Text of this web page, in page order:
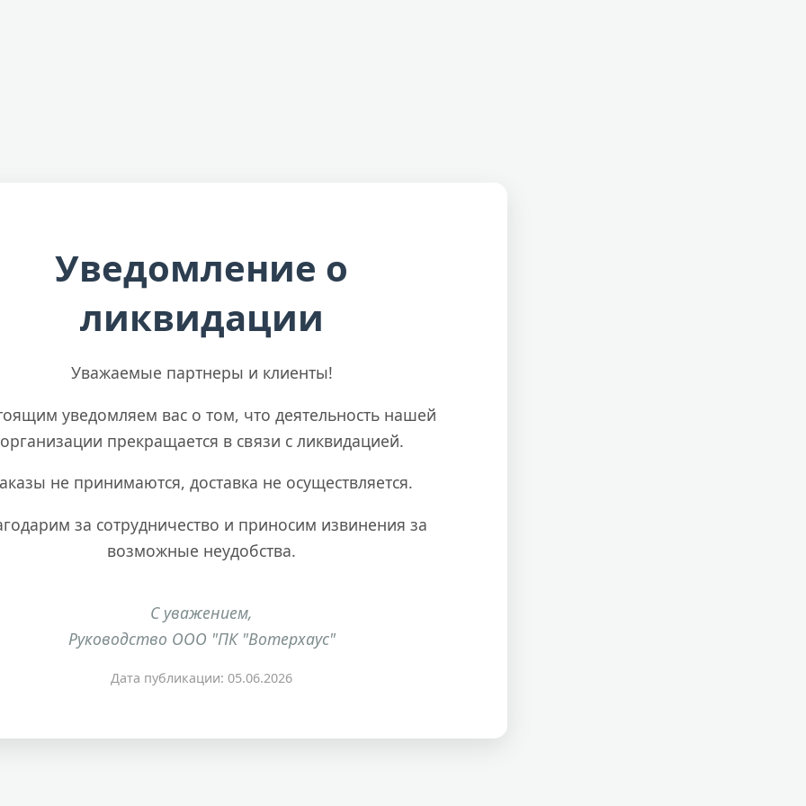
Уведомление о
ликвидации
Уважаемые партнеры и клиенты!
уведомляем вас о том, что деятельность нашей
организации прекращается в связи с ликвидацией.
не принимаются, доставка не осуществляется.
за сотрудничество и приносим извинения за
возможные неудобства.
С уважением,
Руководство ООО "ПК "Вотерхаус"
Дата публикации: 05.06.2026